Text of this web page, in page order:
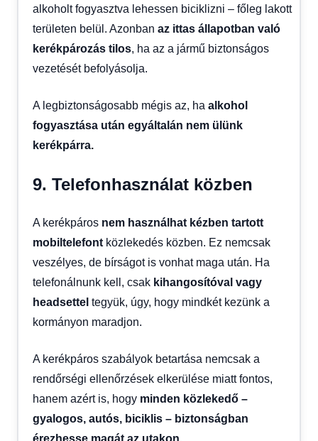
alkoholt fogyasztva lehessen biciklizni – főleg lakott
területen belül. Azonban az ittas állapotban való
kerékpározás tilos, ha az a jármű biztonságos
vezetését befolyásolja.
A legbiztonságosabb mégis az, ha alkohol
fogyasztása után egyáltalán nem ülünk
kerékpárra.
9. Telefonhasználat közben
A kerékpáros nem használhat kézben tartott
mobiltelefont közlekedés közben. Ez nemcsak
veszélyes, de bírságot is vonhat maga után. Ha
telefonálnunk kell, csak kihangosítóval vagy
headsettel tegyük, úgy, hogy mindkét kezünk a
kormányon maradjon.
A kerékpáros szabályok betartása nemcsak a
rendőrségi ellenőrzések elkerülése miatt fontos,
hanem azért is, hogy minden közlekedő –
gyalogos, autós, biciklis – biztonságban
érezhesse magát az utakon.